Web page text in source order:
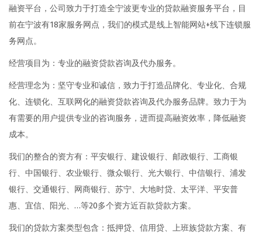
融资平台，公司致力于打造全宁波更专业的贷款融资服务平台，目
前在宁波有18家服务网点，我们的模式是线上智能网站+线下连锁服
务网点。
经营项目为：专业的融资贷款咨询及代办服务。
经营理念为：坚守专业和诚信，致力于打造品牌化、专业化、合规
化、连锁化、互联网化的融资贷款咨询及代办服务品牌。致力于为
有需要的用户提供专业的咨询服务，进而提高融资效率，降低融资
成本。
我们的整合的资方有：平安银行、建设银行、邮政银行、工商银
行、中国银行、农业银行、微众银行、光大银行、中信银行、浦发
银行、交通银行、网商银行、苏宁、大地时贷、太平洋、平安普
惠、宜信、阳光、…等20多个资方近百款贷款方案。
我们的贷款方案类型包含：抵押贷、信用贷、上班族贷款方案、有